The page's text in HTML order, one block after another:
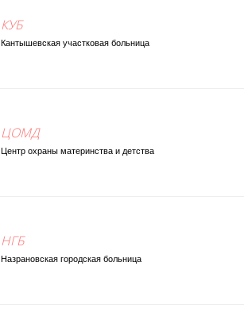
КУБ
Кантышевская участковая больница
ЦОМД
Центр охраны материнства и детства
НГБ
Назрановская городская больница